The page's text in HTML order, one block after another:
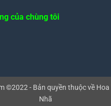
của chùng tôi
©2022 - Bản quyền thuộc về Hoa
Nhã